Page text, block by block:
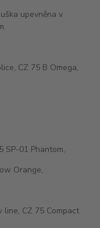
upevněna v
CZ 75 B Omega,
SP-01 Phantom,
Orange,
line, CZ 75 Compact